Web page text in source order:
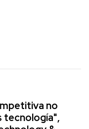
no
tecnología",